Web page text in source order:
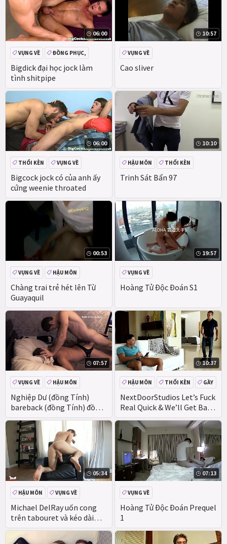
06:00
Bigdick đại học jock làm
tình shitpipe
VỤNG VỀ ĐỒNG PHỤC,
10:57
Cao sliver
VỤNG VỀ
06:00
Bigcock jock có của anh ấy
cứng weenie throated
THỔI KÈN
VỤNG VỀ
ĐỒNG PHỤC,
10:10
Trinh Sát Bẩn 97
HẬU MÔN
THỔI KÈN
VỤNG VỀ
00:53
Chàng trai trẻ hét lên Từ
Guayaquil
VỤNG VỀ HẬU MÔN
19:57
Hoàng Tử Độc Đoán S1
VỤNG VỀ
07:57
Nghiệp Dư (đồng Tính)
bareback (đồng Tính) đồng
Tính
VỤNG VỀ HẬU MÔN
10:37
NextDoorStudios Let’s Fuck
Real Quick & We’ll Get Back
2 It!
HẬU MÔN THỔI KÈN
GẦY
VỤNG VỀ
05:34
Michael DelRay uốn cong
trên tabouret và kéo dài
chiến lợi phẩm của mình
HẬU MÔN VỤNG VỀ
07:13
Hoàng Tử Độc Đoán Prequel
1
VỤNG VỀ